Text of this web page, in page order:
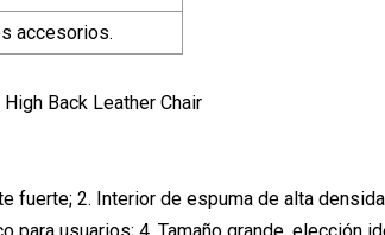
accesorios.
fuerte; 2. Interior de espuma de alta